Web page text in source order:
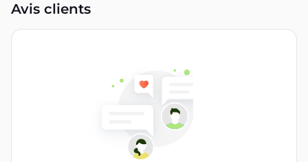
Avis clients